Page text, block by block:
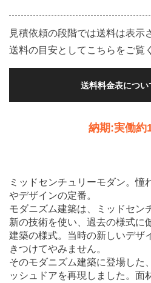
見積依頼の段階では送料は表示
送料の目安としてこちらをご覧
送料料金表につい
納期:実働約
ミッドセンチュリーモダン。憧
やデザインの定番。
モダニズム建築は、ミッドセン
新の技術を使い、過去の様式に
建築の様式。当時の新しいデザ
きつけてやみません。
そのモダニズム建築に登場した
ッシュドアを再現しました。面